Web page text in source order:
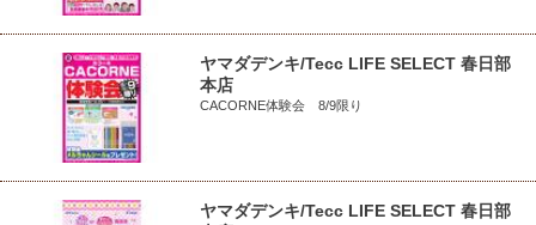
ヤマダデンキ/Tecc LIFE SELECT 春日部
本店
CACORNE体験会 8/9限り
ヤマダデンキ/Tecc LIFE SELECT 春日部